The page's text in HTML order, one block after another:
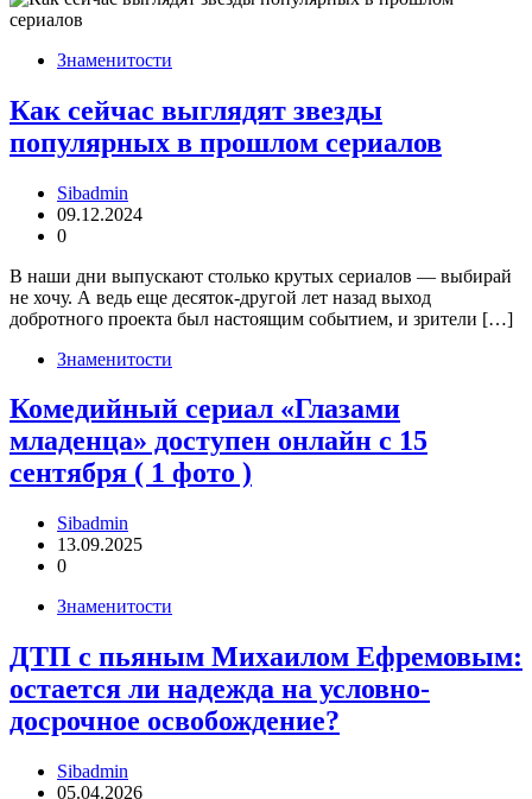
Знаменитости
Как сейчас выглядят звезды
популярных в прошлом сериалов
Sibadmin
09.12.2024
0
В наши дни выпускают столько крутых сериалов — выбирай
не хочу. А ведь еще десяток-другой лет назад выход
добротного проекта был настоящим событием, и зрители […]
Знаменитости
Комедийный сериал «Глазами
младенца» доступен онлайн с 15
сентября ( 1 фото )
Sibadmin
13.09.2025
0
Знаменитости
ДТП с пьяным Михаилом Ефремовым:
остается ли надежда на условно-
досрочное освобождение?
Sibadmin
05.04.2026